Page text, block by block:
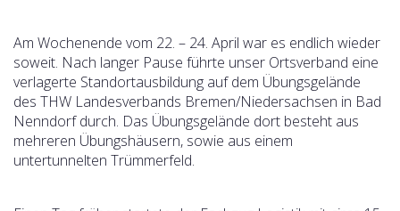
Am Wochenende vom 22. – 24. April war es endlich wieder
soweit. Nach langer Pause führte unser Ortsverband eine
verlagerte Standortausbildung auf dem Übungsgelände
des THW Landesverbands Bremen/Niedersachsen in Bad
Nenndorf durch. Das Übungsgelände dort besteht aus
mehreren Übungshäusern, sowie aus einem
untertunnelten Trümmerfeld.